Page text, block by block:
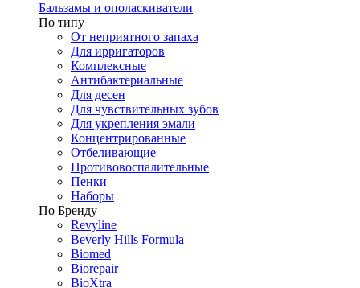
Бальзамы и ополаскиватели
По типу
От неприятного запаха
Для ирригаторов
Комплексные
Антибактериальные
Для десен
Для чувствительных зубов
Для укрепления эмали
Концентрированные
Отбеливающие
Противовоспалительные
Пенки
Наборы
По Бренду
Revyline
Beverly Hills Formula
Biomed
Biorepair
BioXtra